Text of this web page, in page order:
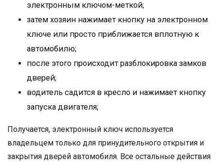
электронным ключом-меткой;
затем хозяин нажимает кнопку на электронном
ключе или просто приближается вплотную к
автомобилю;
после этого происходит разблокировка замков
дверей;
водитель садится в кресло и нажимает кнопку
запуска двигателя;
Получается, электронный ключ используется
владельцем только для принудительного открытия и
закрытия дверей автомобиля. Все остальные действия